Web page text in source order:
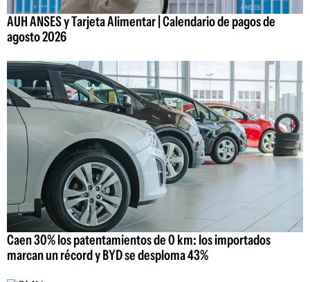
AUH ANSES y Tarjeta Alimentar | Calendario de pagos de
agosto 2026
Caen 30% los patentamientos de 0 km: los importados
marcan un récord y BYD se desploma 43%